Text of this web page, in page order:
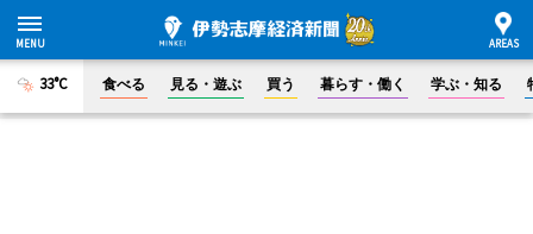
33°C 食べる 見る・遊ぶ 買う 暮らす・働く 学ぶ・知る